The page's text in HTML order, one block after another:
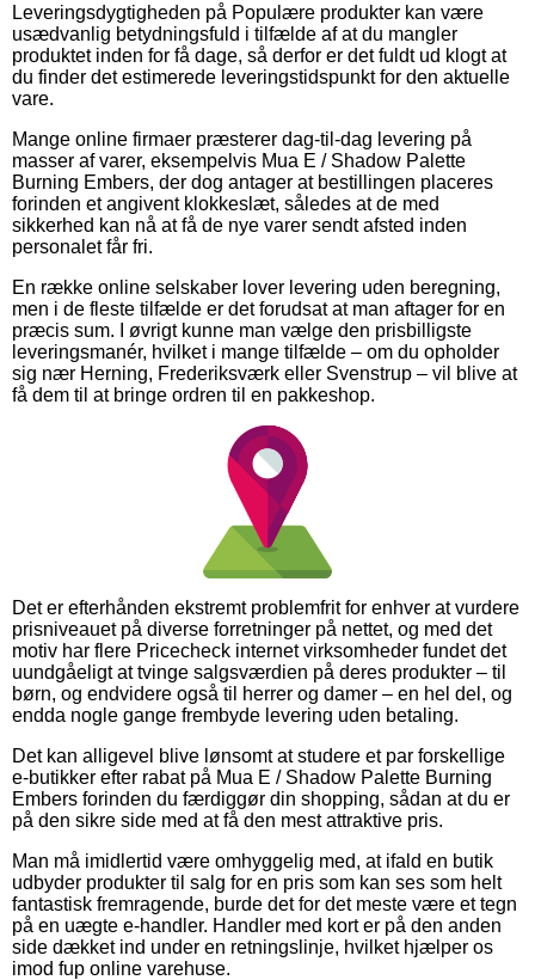
Leveringsdygtigheden på Populære produkter kan være
usædvanlig betydningsfuld i tilfælde af at du mangler
produktet inden for få dage, så derfor er det fuldt ud klogt at
du finder det estimerede leveringstidspunkt for den aktuelle
vare.
Mange online firmaer præsterer dag-til-dag levering på
masser af varer, eksempelvis Mua E / Shadow Palette
Burning Embers, der dog antager at bestillingen placeres
forinden et angivent klokkeslæt, således at de med
sikkerhed kan nå at få de nye varer sendt afsted inden
personalet får fri.
En række online selskaber lover levering uden beregning,
men i de fleste tilfælde er det forudsat at man aftager for en
præcis sum. I øvrigt kunne man vælge den prisbilligste
leveringsmanér, hvilket i mange tilfælde – om du opholder
sig nær Herning, Frederiksværk eller Svenstrup – vil blive at
få dem til at bringe ordren til en pakkeshop.
Det er efterhånden ekstremt problemfrit for enhver at vurdere
prisniveauet på diverse forretninger på nettet, og med det
motiv har flere Pricecheck internet virksomheder fundet det
uundgåeligt at tvinge salgsværdien på deres produkter – til
børn, og endvidere også til herrer og damer – en hel del, og
endda nogle gange frembyde levering uden betaling.
Det kan alligevel blive lønsomt at studere et par forskellige
e-butikker efter rabat på Mua E / Shadow Palette Burning
Embers forinden du færdiggør din shopping, sådan at du er
på den sikre side med at få den mest attraktive pris.
Man må imidlertid være omhyggelig med, at ifald en butik
udbyder produkter til salg for en pris som kan ses som helt
fantastisk fremragende, burde det for det meste være et tegn
på en uægte e-handler. Handler med kort er på den anden
side dækket ind under en retningslinje, hvilket hjælper os
imod fup online varehuse.